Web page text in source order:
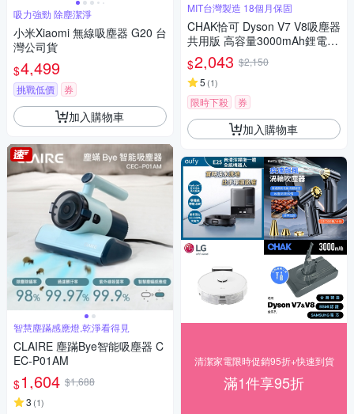
吸力強勁 除塵潔淨
小米Xiaomi 無線吸塵器 G20 台
灣公司貨
$4,499
挑戰低價 券
加入購物車
智慧塵蹣感應燈,乾淨看得見
CLAIRE 塵蹣Bye智能吸塵器 C
EC-P01AM
$1,604 $1,688
3 (1)
MIT台灣製造 18個月保固
CHAK恰可 Dyson V7 V8吸塵器
共用版 高容量3000mAh鋰電池
DC8230(Dyson 副廠電池 戴森
吸塵器配件)
$2,043 $2,150
5 (1)
限時下殺 券
加入購物車
清潔家電限時促銷95折+快速到貨
滿1件享95折